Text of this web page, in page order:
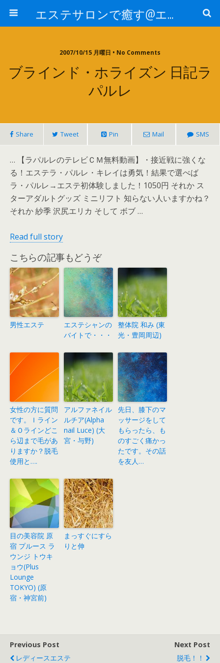
エステサロンで癒す@エステ～全国エステ情報
2007/10/15 月曜日 • No Comments
ブラインド・ホライズン 日記ラ
パルレ
Share Tweet Pin Mail SMS
… 【ラパルレのテレビＣＭ無料動画】・接近戦に強くな
る！エステラ・パルレ・キレイは勇気！結果で選べば
ラ・パルレ→エステ初体験しました！1050円 それか ス
ターアダルトグッズ ミニリフト 知らない人いますかね？
それか 紗季 沢尻エリカ そして ボブ …
Read full story
こちらの記事もどうぞ
男性エステ
エステシャンの
バイトで・・・
整体院 和み (東
光・豊岡周辺)
女性の方に質問
です。Ｉライン
＆Ｏラインどこ
ら辺まで毛があ
りますか？脱毛
使用と….
アルファネイル
ルチア(Alpha
nail Luce) (大
宮・与野)
先日、膝下のマ
ッサージをして
もらったら、も
のすごく痛かっ
たです。その話
を友人…
目の美容院 原
宿 プルース ラ
ウンジ トウキ
ョウ(Plus
Lounge
TOKYO) (原
宿・神宮前)
まっすぐにすら
りと伸
Previous Post
レディースエステ
Next Post
脱毛！！